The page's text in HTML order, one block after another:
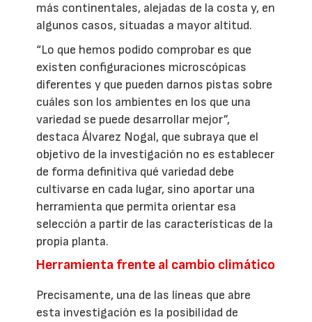
más continentales, alejadas de la costa y, en
algunos casos, situadas a mayor altitud.
“Lo que hemos podido comprobar es que
existen configuraciones microscópicas
diferentes y que pueden darnos pistas sobre
cuáles son los ambientes en los que una
variedad se puede desarrollar mejor”,
destaca Álvarez Nogal, que subraya que el
objetivo de la investigación no es establecer
de forma definitiva qué variedad debe
cultivarse en cada lugar, sino aportar una
herramienta que permita orientar esa
selección a partir de las características de la
propia planta.
Herramienta frente al cambio climático
Precisamente, una de las líneas que abre
esta investigación es la posibilidad de